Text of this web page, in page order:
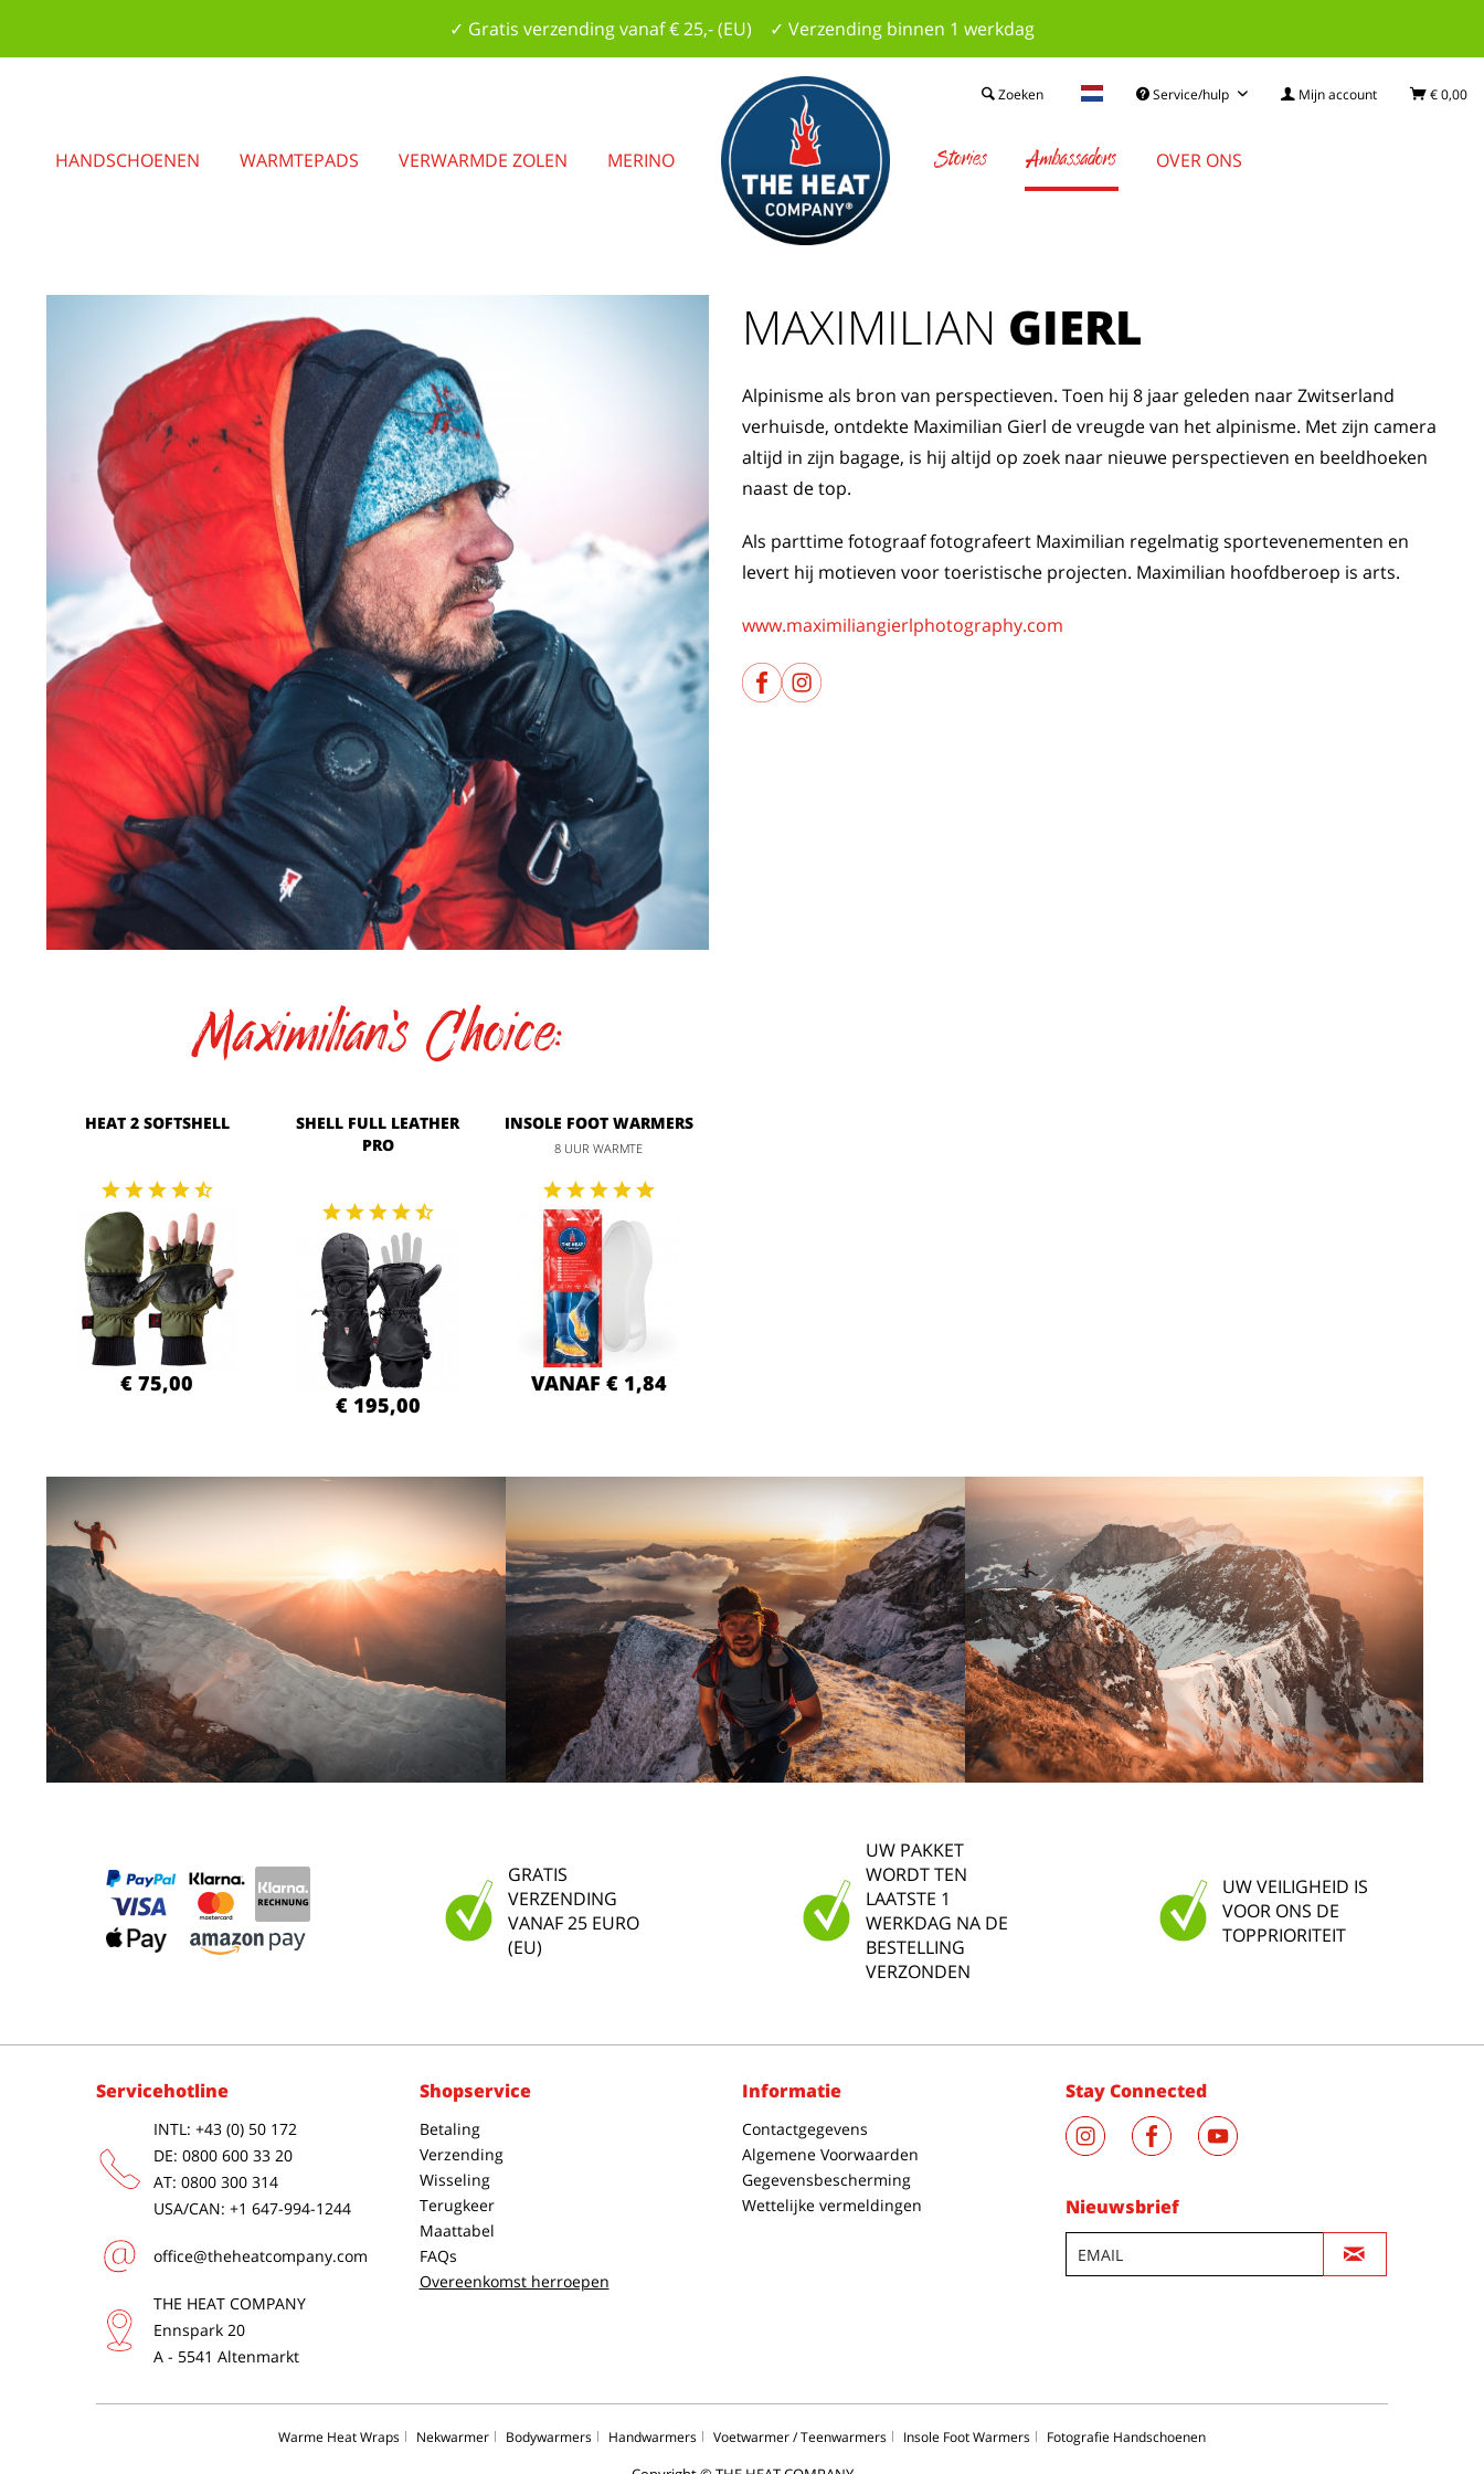
✓ Gratis verzending vanaf € 25,- (EU) ✓ Verzending binnen 1 werkdag
Service/hulp Mijn account € 0,00
Zoeken
HANDSCHOENEN WARMTEPADS VERWARMDE ZOLEN MERINO Stories Ambassadors OVER ONS
Maximilian's Choice:
HEAT 2 SOFTSHELL
€ 75,00
SHELL FULL LEATHER
PRO
€ 195,00
INSOLE FOOT WARMERS
8 UUR WARMTE
VANAF € 1,84
MAXIMILIAN GIERL
Alpinisme als bron van perspectieven. Toen hij 8 jaar geleden naar Zwitserland
verhuisde, ontdekte Maximilian Gierl de vreugde van het alpinisme. Met zijn camera
altijd in zijn bagage, is hij altijd op zoek naar nieuwe perspectieven en beeldhoeken
naast de top.
Als parttime fotograaf fotografeert Maximilian regelmatig sportevenementen en
levert hij motieven voor toeristische projecten. Maximilian hoofdberoep is arts.
www.maximiliangierlphotography.com
GRATIS
VERZENDING
VANAF 25 EURO
(EU)
UW PAKKET
WORDT TEN
LAATSTE 1
WERKDAG NA DE
BESTELLING
VERZONDEN
UW VEILIGHEID IS
VOOR ONS DE
TOPPRIORITEIT
Servicehotline
INTL: +43 (0) 50 172
DE: 0800 600 33 20
AT: 0800 300 314
USA/CAN: +1 647-994-1244
office@theheatcompany.com
THE HEAT COMPANY
Ennspark 20
A - 5541 Altenmarkt
Shopservice
Betaling
Verzending
Wisseling
Terugkeer
Maattabel
FAQs
Overeenkomst herroepen
Informatie
Contactgegevens
Algemene Voorwaarden
Gegevensbescherming
Wettelijke vermeldingen
Stay Connected
Nieuwsbrief
Warme Heat Wraps Nekwarmer Bodywarmers Handwarmers Voetwarmer / Teenwarmers Insole Foot Warmers Fotografie Handschoenen